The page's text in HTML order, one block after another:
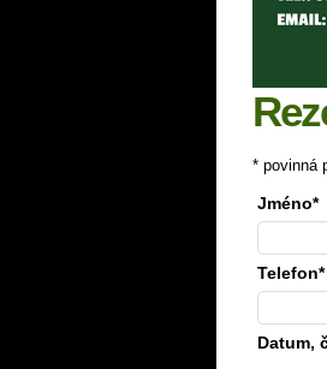
* povinná
Jméno*
Telefon*
Datum,